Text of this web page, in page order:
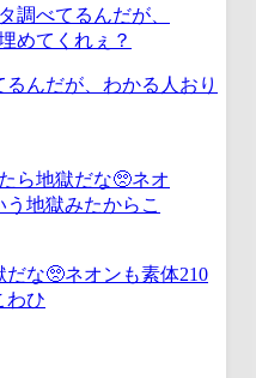
んだが、わかる人おり
な🥺ネオンも素体210
わひ